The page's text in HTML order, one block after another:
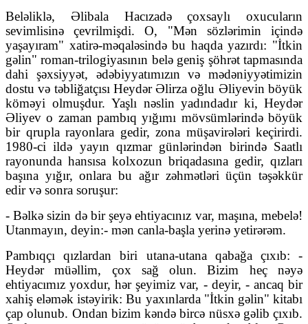
Beləliklə, Əlibala Hacızadə çoxsaylı oxucuların
sevimlisinə çevrilmişdi. O, "Mən sözlərimin içində
yaşayıram" xatirə-məqaləsində bu haqda yazırdı: "İtkin
gəlin" roman-trilogiyasının belə geniş şöhrət tapmasında
dahi şəxsiyyət, ədəbiyyatımızın və mədəniyyətimizin
dostu və təbliğatçısı Heydər Əlirza oğlu Əliyevin böyük
köməyi olmuşdur. Yaşlı nəslin yadındadır ki, Heydər
Əliyev o zaman pambıq yığımı mövsümlərində böyük
bir qrupla rayonlara gedir, zona müşavirələri keçirirdi.
1980-ci ildə yayın qızmar günlərindən birində Saatlı
rayonunda hansısa kolxozun briqadasına gedir, qızları
başına yığır, onlara bu ağır zəhmətləri üçün təşəkkür
edir və sonra soruşur:
- Bəlkə sizin də bir şeyə ehtiyacınız var, maşına, mebelə!
Utanmayın, deyin:- mən canla-başla yerinə yetirərəm.
Pambıqçı qızlardan biri utana-utana qabağa çıxıb: -
Heydər müəllim, çox sağ olun. Bizim heç nəyə
ehtiyacımız yoxdur, hər şeyimiz var, - deyir, - ancaq bir
xahiş eləmək istəyirik: Bu yaxınlarda "İtkin gəlin" kitabı
çap olunub. Ondan bizim kəndə bircə nüsxə gəlib çıxıb.